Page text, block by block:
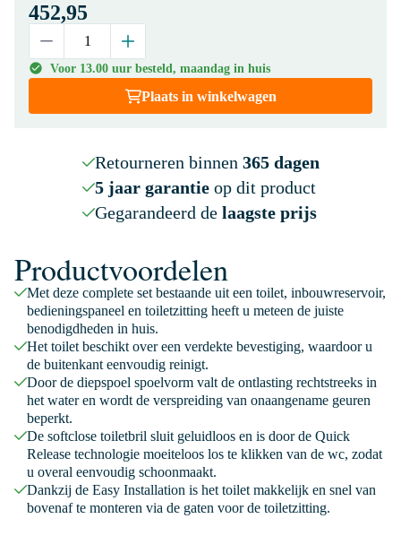
452,95
Voor 13.00 uur besteld, maandag in huis
Plaats in winkelwagen
Retourneren binnen 365 dagen
5 jaar garantieop dit product
Gegarandeerd de laagste prijs
Productvoordelen
Met deze complete set bestaande uit een toilet, inbouwreservoir,
bedieningspaneel en toiletzitting heeft u meteen de juiste
benodigdheden in huis.
Het toilet beschikt over een verdekte bevestiging, waardoor u
de buitenkant eenvoudig reinigt.
Door de diepspoel spoelvorm valt de ontlasting rechtstreeks in
het water en wordt de verspreiding van onaangename geuren
beperkt.
De softclose toiletbril sluit geluidloos en is door de Quick
Release technologie moeiteloos los te klikken van de wc, zodat
u overal eenvoudig schoonmaakt.
Dankzij de Easy Installation is het toilet makkelijk en snel van
bovenaf te monteren via de gaten voor de toiletzitting.